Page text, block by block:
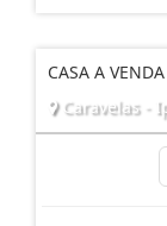
CASA A
Caravelas -